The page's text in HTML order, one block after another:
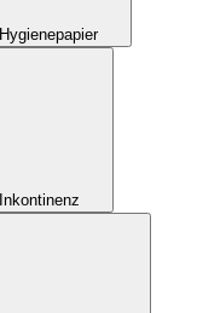
Hygienepapier
Inkontinenz